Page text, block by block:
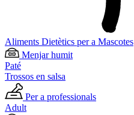
Aliments Dietètics per a Mascotes
Menjar humit
Paté
Trossos en salsa
Per a professionals
Adult